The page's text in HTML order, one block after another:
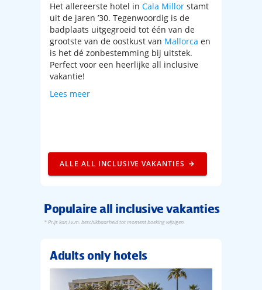
Het allereerste hotel in Cala Millor stamt
uit de jaren ’30. Tegenwoordig is de
badplaats uitgegroeid tot één van de
grootste van de oostkust van Mallorca en
is het dé zonbestemming bij uitstek.
Perfect voor een heerlijke all inclusive
vakantie!
Lees meer
ALLE ALL INCLUSIVE VAKANTIES
Populaire all inclusive vakanties
* Prijs kan i.v.m. beschikbaarheid tot moment boeking wijzigen.
Adults only hotels